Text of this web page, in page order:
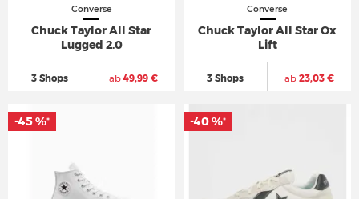
Converse
Chuck Taylor All Star
Lugged 2.0
3 Shops ab49,99 €
Converse
Chuck Taylor All Star Ox
Lift
3 Shops ab23,03 €
-45 %* -40 %*